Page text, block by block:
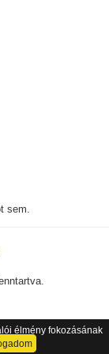
sem.
élmény fokozásának